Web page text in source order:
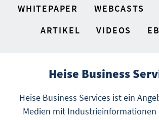
WHITEPAPER WEBCASTS
ARTIKEL
VIDEOS
Heise Business
Heise Business Services ist ein
Medien mit Industrieinformationen